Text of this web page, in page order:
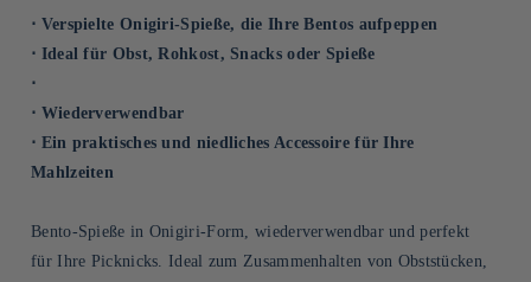
⋅ Verspielte Onigiri-Spieße, die Ihre Bentos aufpeppen
⋅ Ideal für Obst, Rohkost, Snacks oder Spieße
⋅
⋅ Wiederverwendbar
⋅ Ein praktisches und niedliches Accessoire für Ihre
Mahlzeiten
Bento-Spieße in Onigiri-Form, wiederverwendbar und perfekt
für Ihre Picknicks. Ideal zum Zusammenhalten von Obststücken,